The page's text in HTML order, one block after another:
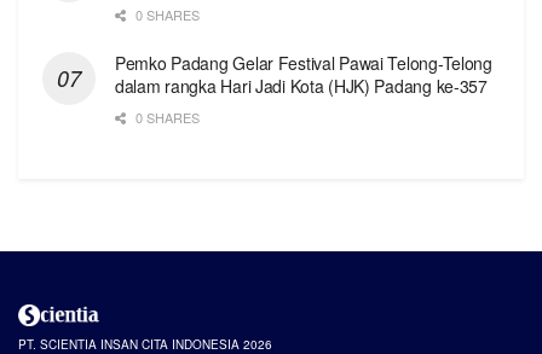
0 SHARES
Pemko Padang Gelar Festival Pawai Telong-Telong
dalam rangka Hari Jadi Kota (HJK) Padang ke-357
0 SHARES
PT. SCIENTIA INSAN CITA INDONESIA 2026